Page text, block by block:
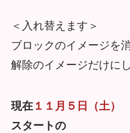
＜入れ替えます＞
ブロックのイメージを
解除のイメージだけにし
現在１１月５日（土）
スタートの